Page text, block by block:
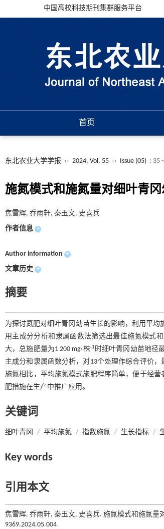
中国高校科技期刊集群服务平台
首页
东北农业大学学报 ›› 2024, Vol. 55 ›› Issue (05) : 35
施氮模式和施氮量对细叶青
焦雪辉, 乔雨轩, 秦玉文, 史喜兵
作者信息 +
Author information +
文章历史 +
摘要
为探讨氮肥对细叶青冈幼苗生长的影响，利用平
用主成分分析和隶属函数法筛选出最佳施氮模式
大，总施肥量为1 200 mg·株-1时细叶青冈幼苗地径
主成分和隶属函数分析，对13个处理作综合评价
施氮相比，平均施氮模式施肥程序简单，便于经营
肥措施在生产中推广应用。
关键词
细叶青冈 / 平均施氮 / 指数施氮 / 生长指标 /
Key words
引用本文
焦雪辉, 乔雨轩, 秦玉文, 史喜兵. 施氮模式和施氮量
9369.2024.05.004